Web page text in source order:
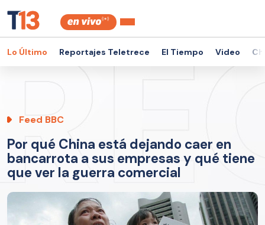
Lo Último Reportajes Teletrece El Tiempo Video
Feed BBC
Por qué China está dejando caer en
bancarrota a sus empresas y qué tiene
que ver la guerra comercial